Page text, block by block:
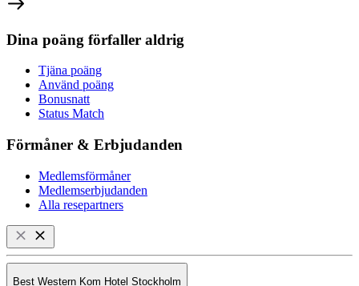
Dina poäng förfaller aldrig
Tjäna poäng
Använd poäng
Bonusnatt
Status Match
Förmåner & Erbjudanden
Medlemsförmåner
Medlemserbjudanden
Alla resepartners
Best Western Kom Hotel Stockholm